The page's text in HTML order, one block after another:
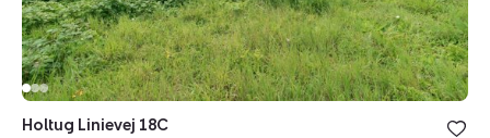
Holtug Linievej 18C